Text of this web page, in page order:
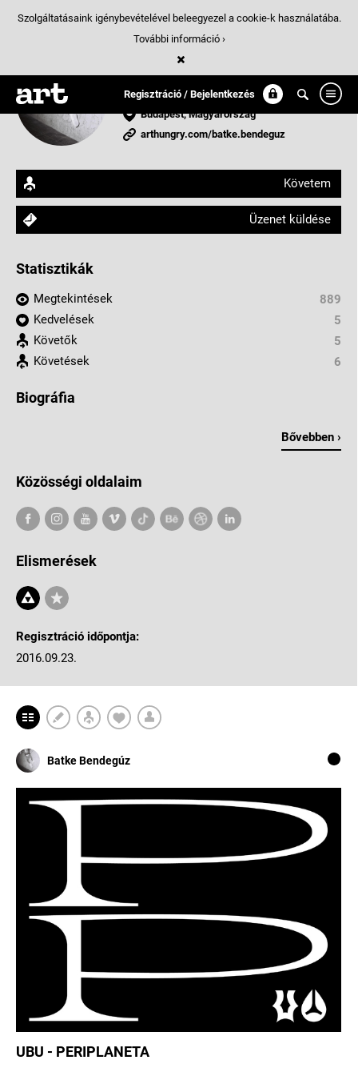
Regisztráció / Bejelentkezés
Batke Bendegúz
grafikus
Budapest, Magyarország
arthungry.com/batke.bendeguz
Követem
Üzenet küldése
Statisztikák
Megtekintések
889
Kedvelések
5
Követők
5
Követések
6
Biográfia
Bővebben ›
Közösségi oldalaim
Elismerések
Regisztráció időpontja:
2016.09.23.
Batke Bendegúz
UBU - PERIPLANETA
Szolgáltatásaink igénybevételével beleegyezel a cookie-k használatába.
További információ ›